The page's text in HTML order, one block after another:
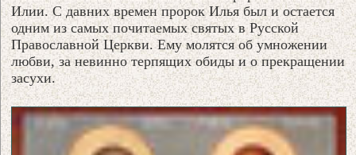
Илии. С давних времен пророк Илья был и остается
одним из самых почитаемых святых в Русской
Православной Церкви. Ему молятся об умножении
любви, за невинно терпящих обиды и о прекращении
засухи.